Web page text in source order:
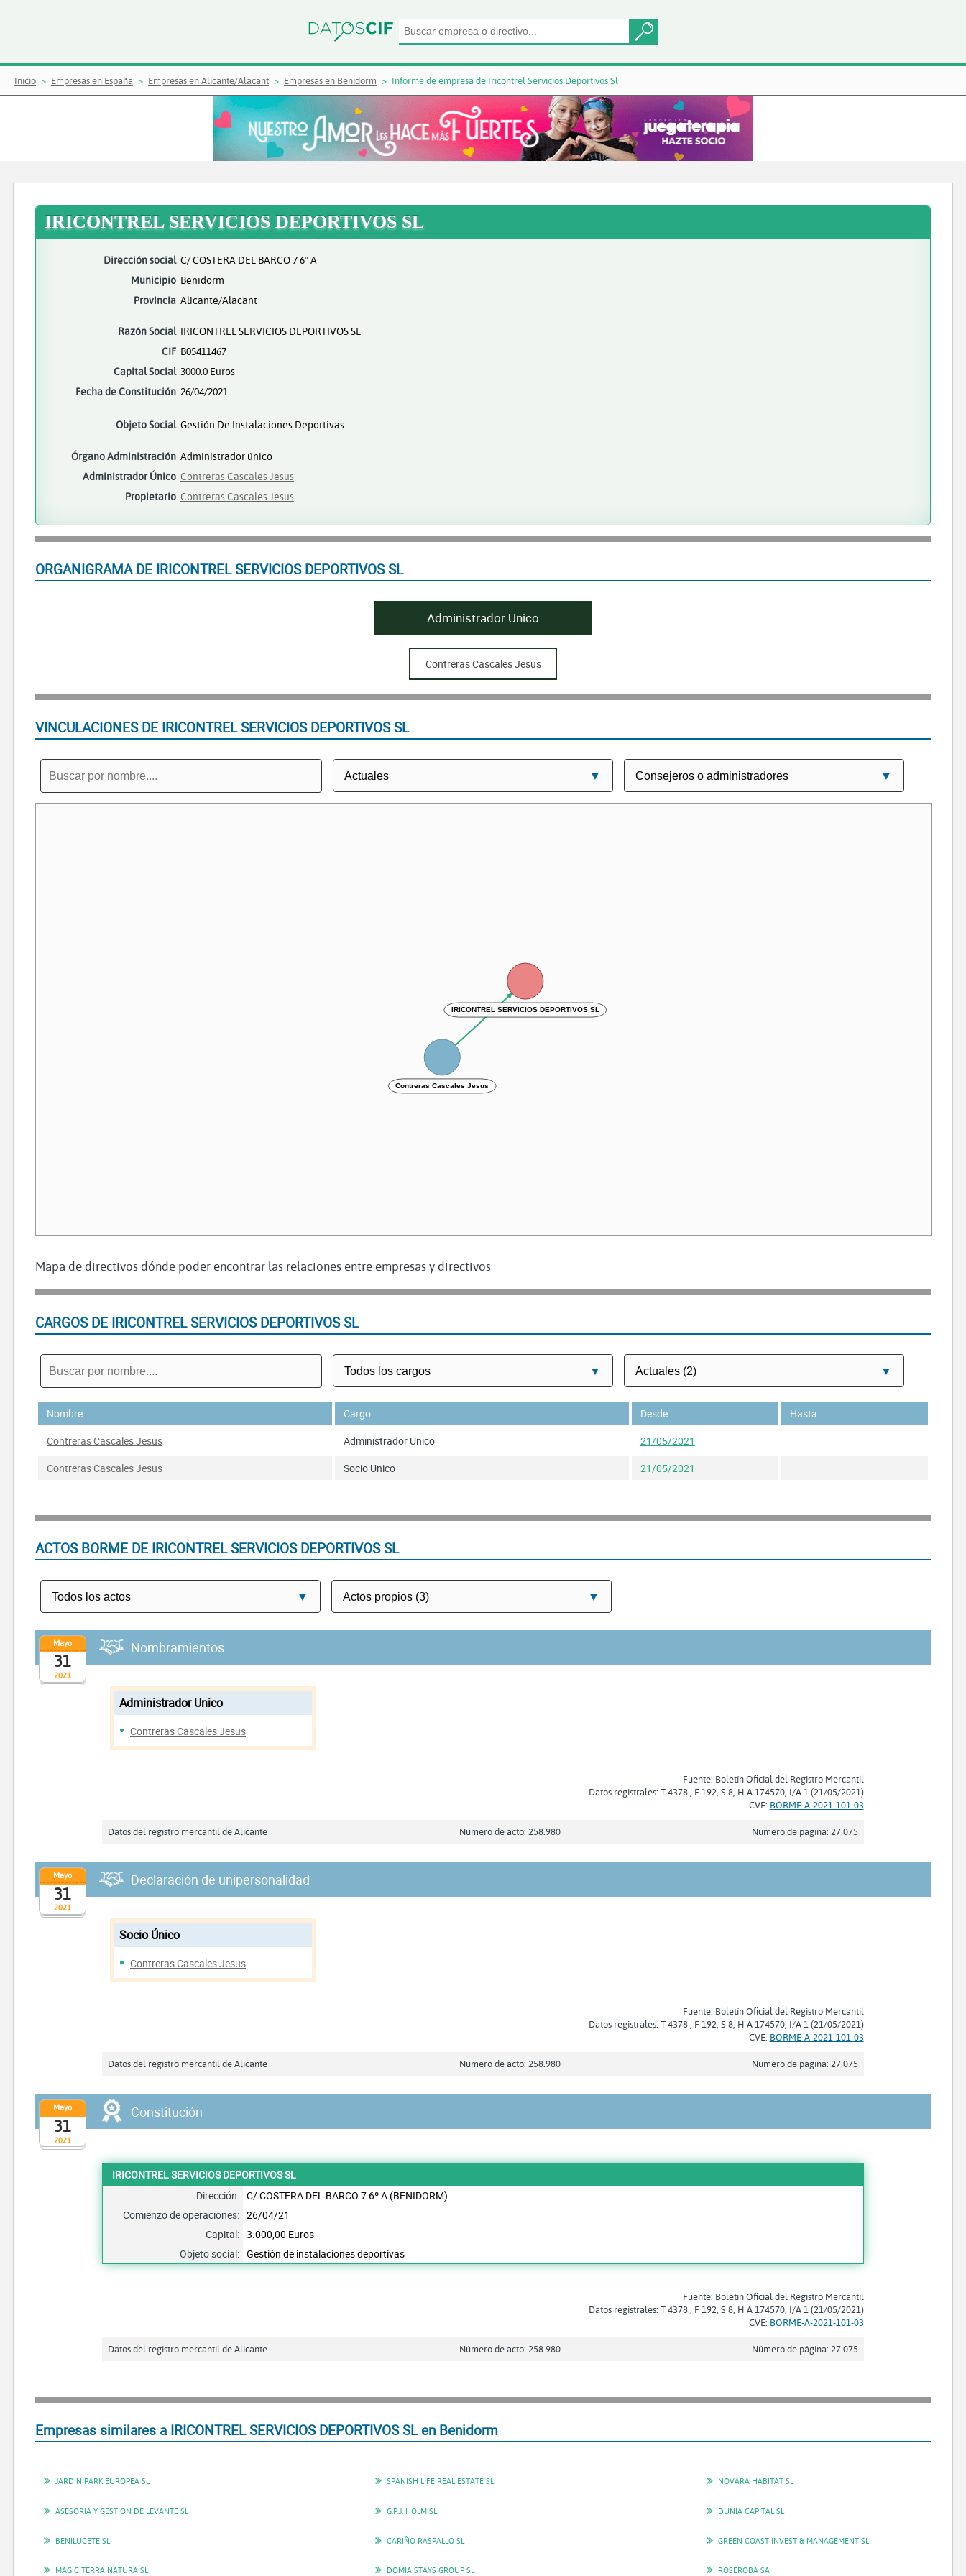
Inicio Empresas en España Empresas en Alicante/Alacant Empresas en Benidorm Informe de empresa de Iricontrel Servicios Deportivos Sl
IRICONTREL SERVICIOS DEPORTIVOS SL
Dirección social C/ COSTERA DEL BARCO 7 6º A
Municipio Benidorm
Provincia Alicante/Alacant
Razón Social IRICONTREL SERVICIOS DEPORTIVOS SL
CIF B05411467
Capital Social 3000.0 Euros
Fecha de Constitución 26/04/2021
Objeto Social Gestión De Instalaciones Deportivas
Órgano Administración Administrador único
Administrador Único Contreras Cascales Jesus
Propietario Contreras Cascales Jesus
ORGANIGRAMA DE IRICONTREL SERVICIOS DEPORTIVOS SL
Administrador Unico
Contreras Cascales Jesus
VINCULACIONES DE IRICONTREL SERVICIOS DEPORTIVOS SL
IRICONTREL SERVICIOS DEPORTIVOS SL
Contreras Cascales Jesus
Mapa de directivos dónde poder encontrar las relaciones entre empresas y directivos
CARGOS DE IRICONTREL SERVICIOS DEPORTIVOS SL
Nombre Cargo Desde
Hasta
Contreras Cascales Jesus
Administrador Unico
21/05/2021
Contreras Cascales Jesus
Socio Unico 21/05/2021
ACTOS BORME DE IRICONTREL SERVICIOS DEPORTIVOS SL
2021
Mayo
31
Nombramientos
Administrador Unico
Contreras Cascales Jesus
Fuente: Boletín Oficial del Registro Mercantil
Datos registrales: T 4378 , F 192, S 8, H A 174570, I/A 1 (21/05/2021)
CVE: BORME-A-2021-101-03
Datos del registro mercantil de Alicante Número de acto: 258.980 Número de página: 27.075
2021
Mayo
31
Declaración de unipersonalidad
Socio Único
Contreras Cascales Jesus
Fuente: Boletín Oficial del Registro Mercantil
Datos registrales: T 4378 , F 192, S 8, H A 174570, I/A 1 (21/05/2021)
CVE: BORME-A-2021-101-03
Datos del registro mercantil de Alicante Número de acto: 258.980 Número de página: 27.075
2021
Mayo
31
Constitución
IRICONTREL SERVICIOS DEPORTIVOS SL
Dirección: C/ COSTERA DEL BARCO 7 6º A (BENIDORM)
Comienzo de operaciones: 26/04/21
Capital: 3.000,00 Euros
Objeto social: Gestión de instalaciones deportivas
Fuente: Boletín Oficial del Registro Mercantil
Datos registrales: T 4378 , F 192, S 8, H A 174570, I/A 1 (21/05/2021)
CVE: BORME-A-2021-101-03
Datos del registro mercantil de Alicante Número de acto: 258.980 Número de página: 27.075
Empresas similares a IRICONTREL SERVICIOS DEPORTIVOS SL en Benidorm
JARDIN PARK EUROPEA SL SPANISH LIFE REAL ESTATE SL NOVARA HABITAT SL
ASESORIA Y GESTION DE LEVANTE SL G.P.J. HOLM SL DUNIA CAPITAL SL
BENILUCETE SL CARIÑO RASPALLO SL GREEN COAST INVEST & MANAGEMENT SL
MAGIC TERRA NATURA SL DOMIA STAYS GROUP SL ROSEROBA SA